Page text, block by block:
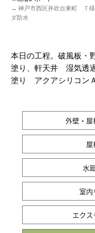
→ 神戸市西区井吹台東町 Ｔ
ダ防水
本日の工程。破風板
塗り、軒天井 湿気透
塗り アクアシリコン
外壁・
水
室
エク